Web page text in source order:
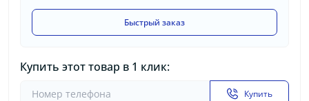
Быстрый заказ
Купить этот товар в 1 клик:
Купить